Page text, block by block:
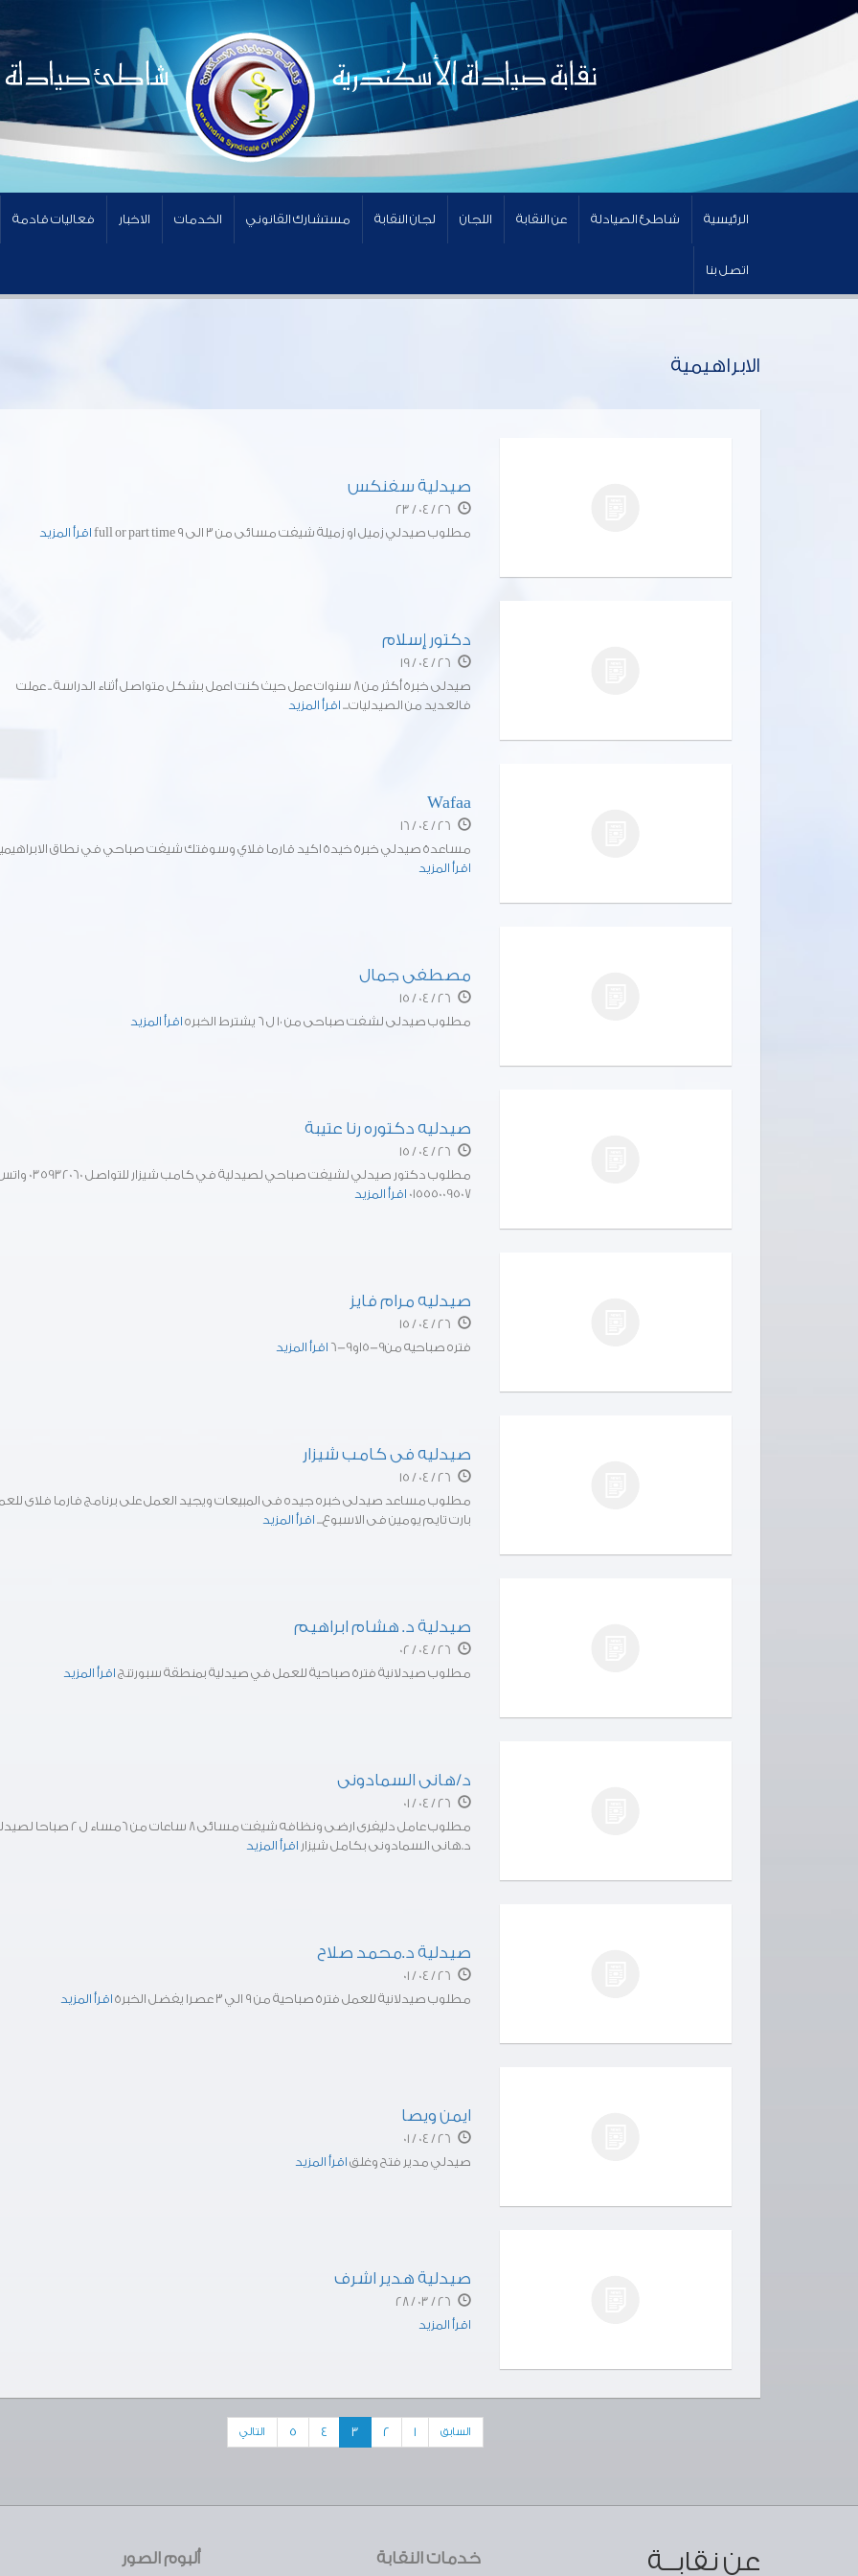
الرئيسية شاطئ الصيادلة عن النقابة اللجان لجان النقابة مستشارك القانوني الخدمات الاخبار فعاليات قادمة
اتصل بنا
الابراهيمية
صيدلية سفنكس
مطلوب صيدلي زميل او زميلة شيفت مسائى من ٣ الى ٩ full or part time
اقرأ المزيد
دكتور إسلام
صيدلى خبرة أكثر من 8 سنوات عمل حيث كنت اعمل بشكل متواصل أثناء الدراسة .. عملت
فالعديد من الصيدليات... اقرأ المزيد
Wafaa
مساعدة صيدلي خبرة خيدة اكيد قارما فلاي وسوفتك شيفت صباحي في نطاق
اقرأ المزيد
مصطفى جمال
مطلوب صيدلى لشفت صباحى من ١٠ ل ٦ يشترط الخبره
اقرأ المزيد
صيدليه دكتوره رنا عتيبة
مطلوب دكتور صيدلي لشيفت صباحي لصيدلية في كامب شيزار للتواصل
01555009507 اقرأ المزيد
صيدليه مرام فايز
فتره صباحيه من9-5او9-6
اقرأ المزيد
صيدليه فى كامب شيزار
مطلوب مساعد صيدلى خبره جيده فى المبيعات ويجيد العمل على برنامج فارما فلاى
بارت تايم يومين فى الاسبوع... اقرأ المزيد
صيدلية د. هشام ابراهيم
مطلوب صيدلانية فترة صباحية للعمل في صيدلية بمنطقة سبورتنج اقرأ المزيد
د/هانى السمادونى
مطلوب عامل دليفرى ارضى ونظافه شيفت مسائى 8 ساعات من 6مساء ل 2
د.هانى السمادونى بكامل شيزار اقرأ المزيد
صيدلية د.محمد صلاح
مطلوب صيدلانية للعمل فترة صباحية من ٩ الي ٣ عصرا يفضل الخبرة
اقرأ المزيد
ايمن ويصا
صيدلي مدير فتح وغلق اقرأ المزيد
صيدلية هدير اشرف
اقرأ المزيد
السابق 1
2
3
4
5 التالي
عن نقابــة خدمات النقابة ألبوم الصور